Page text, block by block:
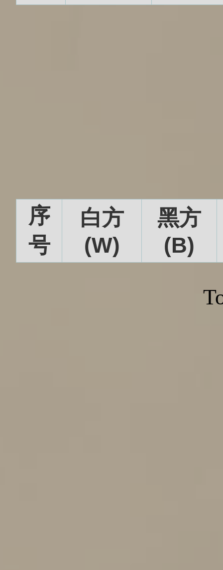
序
号
白方
(W)
黑方
(B)